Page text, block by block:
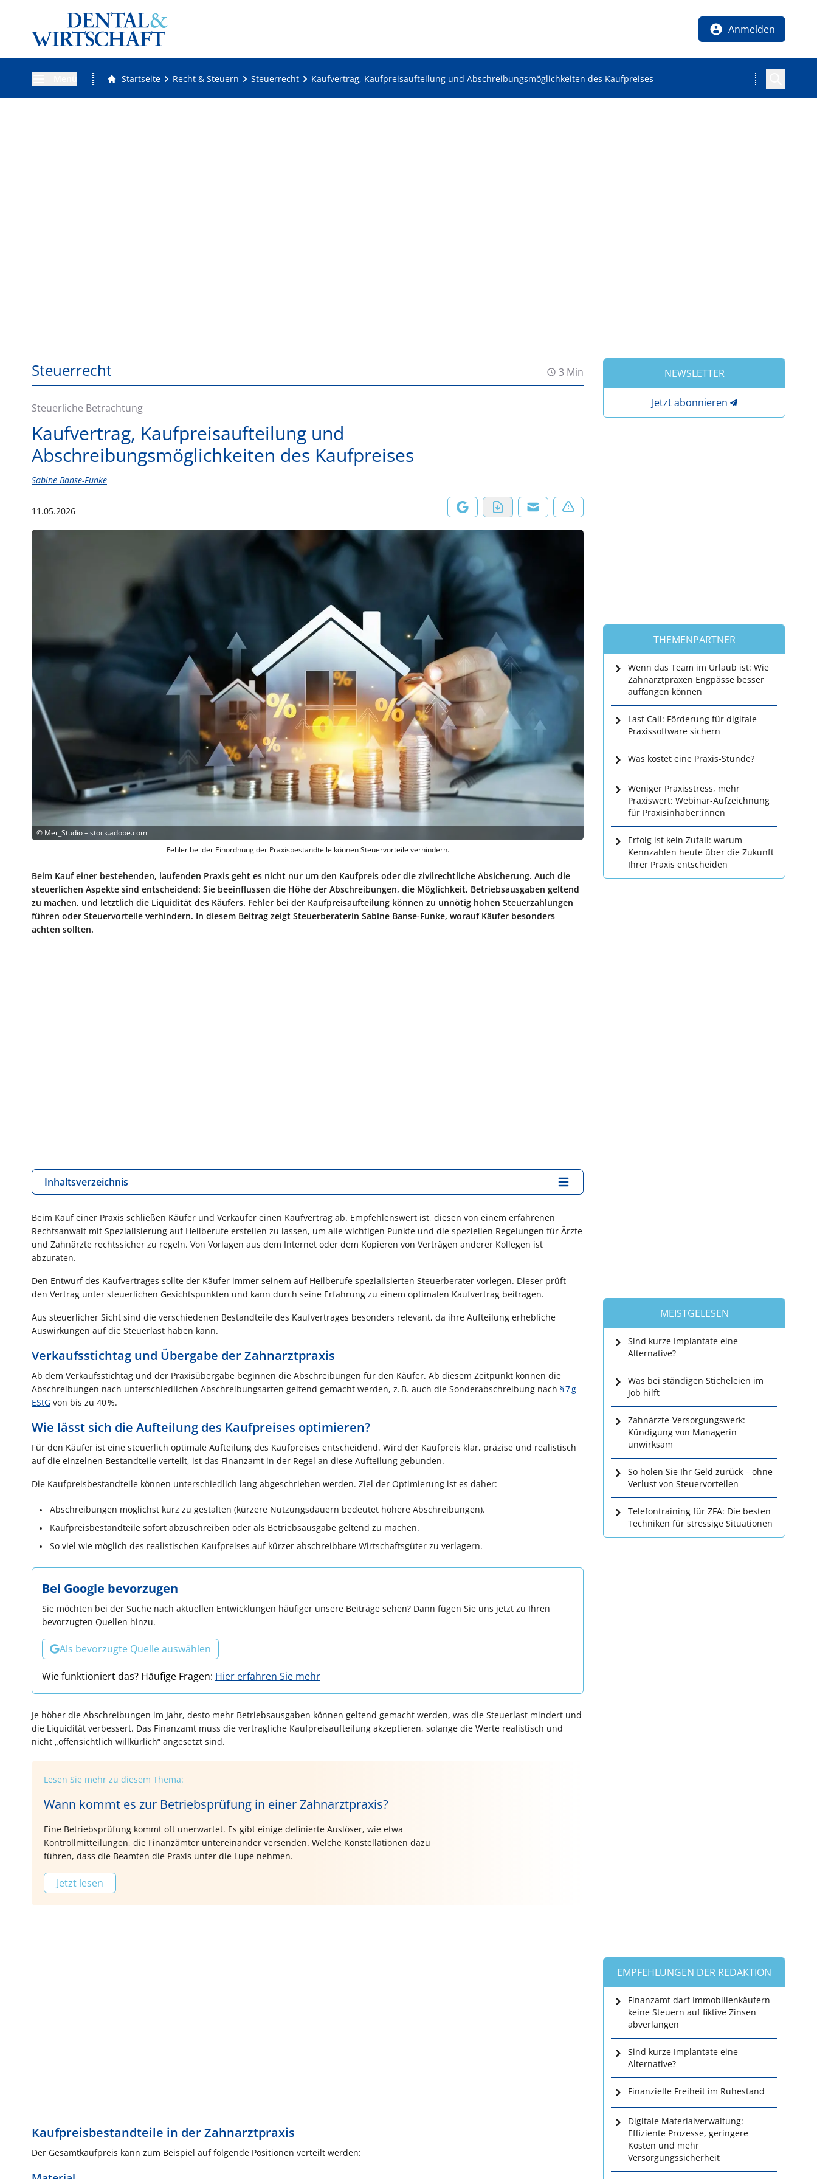
Anmelden
Startseite Recht & Steuern Steuerrecht Kaufvertrag, Kaufpreisaufteilung und Abschreibungsmöglichkeiten des Kaufpreises
Steuerrecht 3 Min
Steuerliche Betrachtung
Kaufvertrag, Kaufpreisaufteilung und
Abschreibungsmöglichkeiten des Kaufpreises
Sabine Banse-Funke
11.05.2026
© Mer_Studio – stock.adobe.com
Fehler bei der Einordnung der Praxisbestandteile können Steuervorteile verhindern.
Beim Kauf einer bestehenden, laufenden Praxis geht es nicht nur um den Kaufpreis oder die zivilrechtliche Absicherung. Auch die
steuerlichen Aspekte sind entscheidend: Sie beeinflussen die Höhe der Abschreibungen, die Möglichkeit, Betriebsausgaben geltend
zu machen, und letztlich die Liquidität des Käufers. Fehler bei der Kaufpreisaufteilung können zu unnötig hohen Steuerzahlungen
führen oder Steuervorteile verhindern. In diesem Beitrag zeigt Steuerberaterin Sabine Banse-Funke, worauf Käufer besonders
achten sollten.
Inhaltsverzeichnis
Beim Kauf einer Praxis schließen Käufer und Verkäufer einen Kaufvertrag ab. Empfehlenswert ist, diesen von einem erfahrenen
Rechtsanwalt mit Spezialisierung auf Heilberufe erstellen zu lassen, um alle wichtigen Punkte und die speziellen Regelungen für Ärzte
und Zahnärzte rechtssicher zu regeln. Von Vorlagen aus dem Internet oder dem Kopieren von Verträgen anderer Kollegen ist
abzuraten.
Den Entwurf des Kaufvertrages sollte der Käufer immer seinem auf Heilberufe spezialisierten Steuerberater vorlegen. Dieser prüft
den Vertrag unter steuerlichen Gesichtspunkten und kann durch seine Erfahrung zu einem optimalen Kaufvertrag beitragen.
Aus steuerlicher Sicht sind die verschiedenen Bestandteile des Kaufvertrages besonders relevant, da ihre Aufteilung erhebliche
Auswirkungen auf die Steuerlast haben kann.
Verkaufsstichtag und Übergabe der Zahnarztpraxis
Ab dem Verkaufsstichtag und der Praxisübergabe beginnen die Abschreibungen für den Käufer. Ab diesem Zeitpunkt können die
Abschreibungen nach unterschiedlichen Abschreibungsarten geltend gemacht werden, z. B. auch die Sonderabschreibung nach § 7 g
EStG von bis zu 40 %.
Wie lässt sich die Aufteilung des Kaufpreises optimieren?
Für den Käufer ist eine steuerlich optimale Aufteilung des Kaufpreises entscheidend. Wird der Kaufpreis klar, präzise und realistisch
auf die einzelnen Bestandteile verteilt, ist das Finanzamt in der Regel an diese Aufteilung gebunden.
Die Kaufpreisbestandteile können unterschiedlich lang abgeschrieben werden. Ziel der Optimierung ist es daher:
Abschreibungen möglichst kurz zu gestalten (kürzere Nutzungsdauern bedeutet höhere Abschreibungen).
Kaufpreisbestandteile sofort abzuschreiben oder als Betriebsausgabe geltend zu machen.
So viel wie möglich des realistischen Kaufpreises auf kürzer abschreibbare Wirtschaftsgüter zu verlagern.
Bei Google bevorzugen
Sie möchten bei der Suche nach aktuellen Entwicklungen häufiger unsere Beiträge sehen? Dann fügen Sie uns jetzt zu Ihren
bevorzugten Quellen hinzu.
Als bevorzugte Quelle auswählen
Wie funktioniert das? Häufige Fragen: Hier erfahren Sie mehr
Je höher die Abschreibungen im Jahr, desto mehr Betriebsausgaben können geltend gemacht werden, was die Steuerlast mindert und
die Liquidität verbessert. Das Finanzamt muss die vertragliche Kaufpreisaufteilung akzeptieren, solange die Werte realistisch und
nicht „offensichtlich willkürlich“ angesetzt sind.
Lesen Sie mehr zu diesem Thema:
Wann kommt es zur Betriebsprüfung in einer Zahnarztpraxis?
Eine Betriebsprüfung kommt oft unerwartet. Es gibt einige definierte Auslöser, wie etwa
Kontrollmitteilungen, die Finanzämter untereinander versenden. Welche Konstellationen dazu
führen, dass die Beamten die Praxis unter die Lupe nehmen.
Jetzt lesen
Kaufpreisbestandteile in der Zahnarztpraxis
Der Gesamtkaufpreis kann zum Beispiel auf folgende Positionen verteilt werden:
NEWSLETTER
Jetzt abonnieren
THEMENPARTNER
Wenn das Team im Urlaub ist: Wie
Zahnarztpraxen Engpässe besser
auffangen können
Last Call: Förderung für digitale
Praxissoftware sichern
Was kostet eine Praxis-Stunde?
Weniger Praxisstress, mehr
Praxiswert: Webinar-Aufzeichnung
für Praxisinhaber:innen
Erfolg ist kein Zufall: warum
Kennzahlen heute über die Zukunft
Ihrer Praxis entscheiden
MEISTGELESEN
Sind kurze Implantate eine
Alternative?
Was bei ständigen Sticheleien im
Job hilft
Zahnärzte-Versorgungswerk:
Kündigung von Managerin
unwirksam
So holen Sie Ihr Geld zurück – ohne
Verlust von Steuervorteilen
Telefontraining für ZFA: Die besten
Techniken für stressige Situationen
EMPFEHLUNGEN DER REDAKTION
Finanzamt darf Immobilienkäufern
keine Steuern auf fiktive Zinsen
abverlangen
Sind kurze Implantate eine
Alternative?
Finanzielle Freiheit im Ruhestand
Digitale Materialverwaltung:
Effiziente Prozesse, geringere
Kosten und mehr
Versorgungssicherheit